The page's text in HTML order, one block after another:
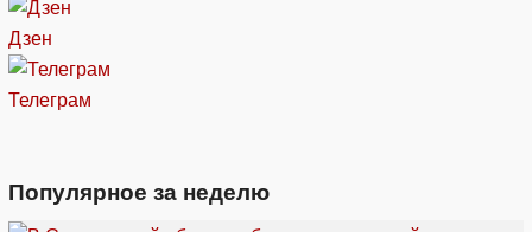
Дзен
Телеграм
Популярное за неделю